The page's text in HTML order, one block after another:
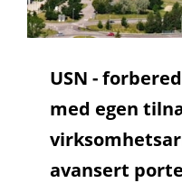
USN -
med egen
avansert